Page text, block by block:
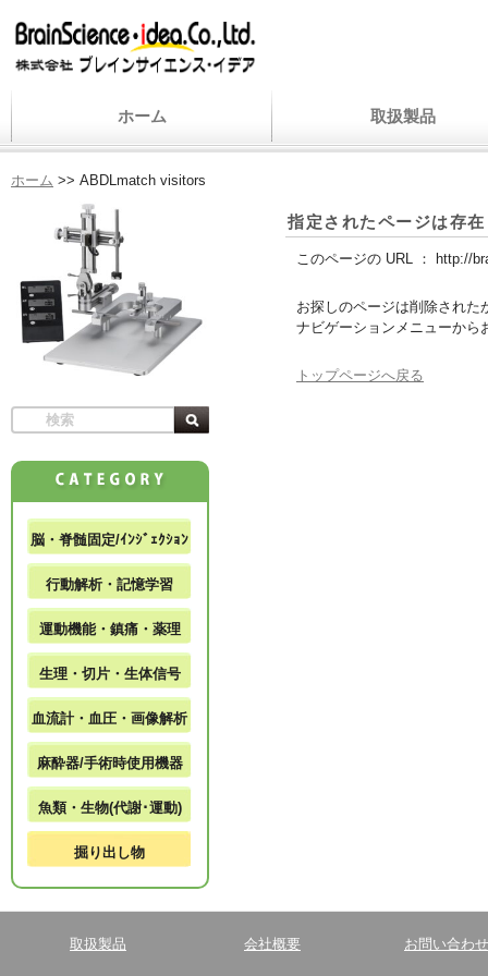
ホーム 取扱製品
ホーム >> ABDLmatch visitors
指定されたページは存
このページの URL ： http://
お探しのページは削除された
ナビゲーションメニューから
トップページへ戻る
脳・脊髄固定/ｲﾝｼﾞｪｸｼｮﾝ
行動解析・記憶学習
運動機能・鎮痛・薬理
生理・切片・生体信号
血流計・血圧・画像解析
麻酔器/手術時使用機器
魚類・生物(代謝･運動)
掘り出し物
取扱製品 会社概要 お問い合わせ